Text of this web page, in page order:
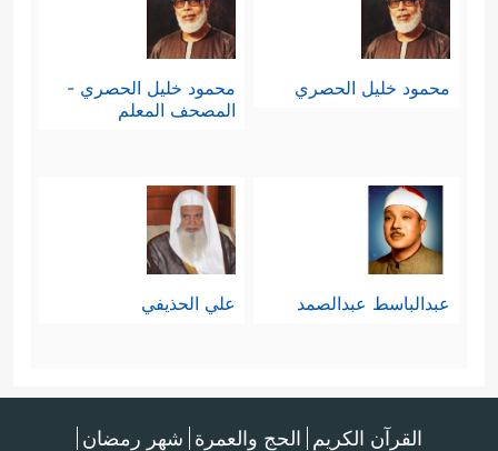
محمود خليل الحصري
محمود خليل الحصري -
المصحف المعلم
عبدالباسط عبدالصمد علي الحذيفي
القرآن الكريم الحج والعمرة شهر رمضان